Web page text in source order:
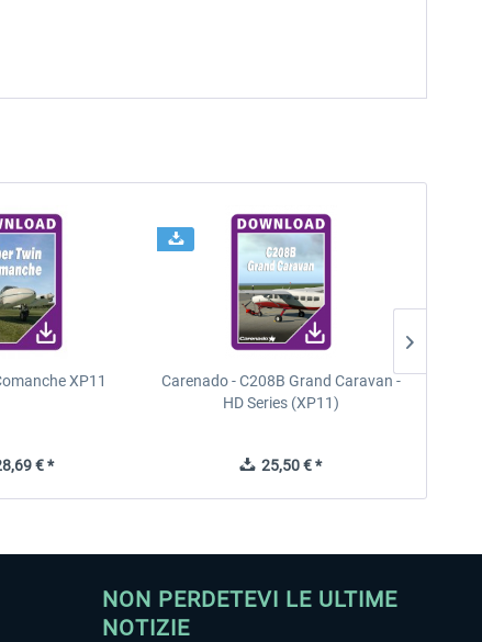
XP11
€ *
Carenado - C208B Grand Caravan -
HD Series (XP11)
25,50 € *
NON PERDETEVI LE ULTIME
NOTIZIE